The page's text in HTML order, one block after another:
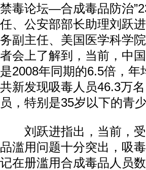
禁毒论坛—合成毒品防治
任、公安部部长助理刘跃
务副主任、美国医学科学
者会上了解到，当前，中
是2008年同期的6.5倍，
共新发现吸毒人员46.3万
员，特别是35岁以下的青
刘跃进指出，当前，受
品滥用问题十分突出，吸
记在册滥用合成毒品人员